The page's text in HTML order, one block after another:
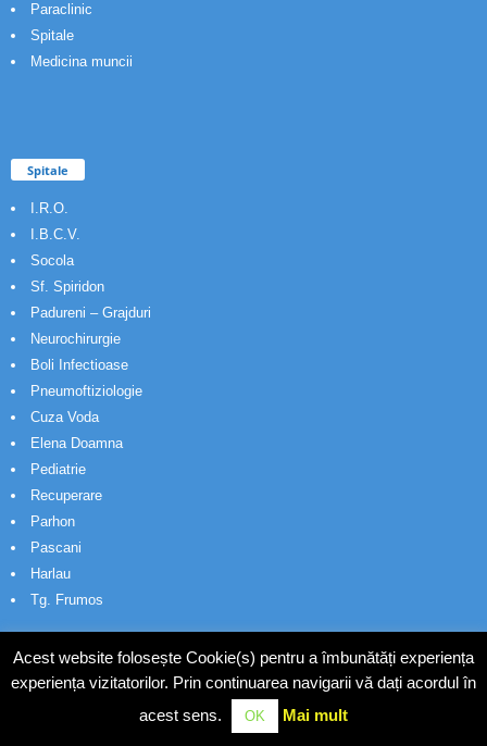
Paraclinic
Spitale
Medicina muncii
Spitale
I.R.O.
I.B.C.V.
Socola
Sf. Spiridon
Padureni – Grajduri
Neurochirurgie
Boli Infectioase
Pneumoftiziologie
Cuza Voda
Elena Doamna
Pediatrie
Recuperare
Parhon
Pascani
Harlau
Tg. Frumos
© Wakatech
Acest website folosește Cookie(s) pentru a îmbunătăți experiența
experiența vizitatorilor. Prin continuarea navigarii vă dați acordul în
acest sens.
OK Mai mult